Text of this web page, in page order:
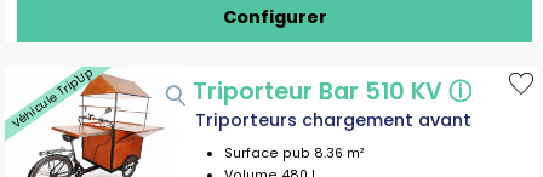
Configurer
Véhicule Trip'Up Triporteur Bar 510 KVⓘ
Triporteurs chargement avant
Surface pub 8.36 m²